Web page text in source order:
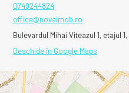
0749244824
office@novaimob.ro
Bulevardul Mihai Viteazul 1, etajul
Deschide în Google Maps